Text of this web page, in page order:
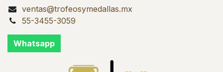
ventas@trofeosymedallas.mx
55-3455-3059
Whatsapp